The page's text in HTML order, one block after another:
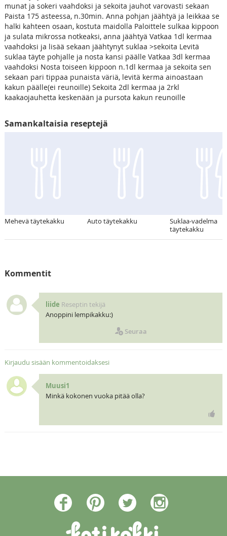
munat ja sokeri vaahdoksi ja sekoita jauhot varovasti sekaan
Paista 175 asteessa, n.30min. Anna pohjan jäähtyä ja leikkaa se
halki kahteen osaan, kostuta maidolla Paloittele sulkaa kippoon
ja sulata mikrossa notkeaksi, anna jäähtyä Vatkaa 1dl kermaa
vaahdoksi ja lisää sekaan jäähtynyt suklaa >sekoita Levitä
suklaa täyte pohjalle ja nosta kansi päälle Vatkaa 3dl kermaa
vaahdoksi Nosta toiseen kippoon n.1dl kermaa ja sekoita sen
sekaan pari tippaa punaista väriä, levitä kerma ainoastaan
kakun päälle(ei reunoille) Sekoita 2dl kermaa ja 2rkl
kaakaojauhetta keskenään ja pursota kakun reunoille
Samankaltaisia reseptejä
Mehevä täytekakku Auto täytekakku
Suklaa-vadelma
täytekakku
Kommentit
liide Reseptin tekijä
Anoppini lempikakku:)
Seuraa
Kirjaudu sisään kommentoidaksesi
Muusi1
Minkä kokonen vuoka pitää olla?